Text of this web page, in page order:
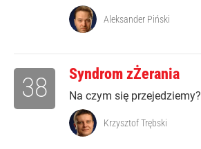
Aleksander Piński
Syndrom zŻerania
Na czym się przejedziemy?
38
Krzysztof Trębski